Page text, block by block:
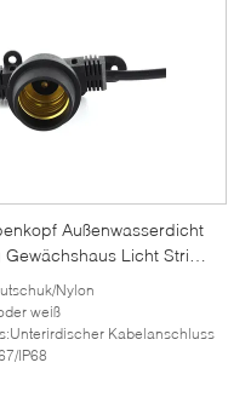
Außenwasserdicht
Licht String
Nylon
weiß
Kabelanschluss
IP68